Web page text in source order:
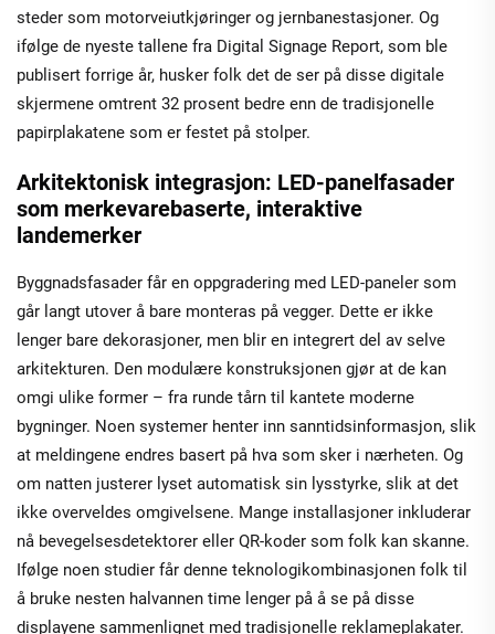
steder som motorveiutkjøringer og jernbanestasjoner. Og
ifølge de nyeste tallene fra Digital Signage Report, som ble
publisert forrige år, husker folk det de ser på disse digitale
skjermene omtrent 32 prosent bedre enn de tradisjonelle
papirplakatene som er festet på stolper.
Arkitektonisk integrasjon: LED-panelfasader
som merkevarebaserte, interaktive
landemerker
Byggnadsfasader får en oppgradering med LED-paneler som
går langt utover å bare monteras på vegger. Dette er ikke
lenger bare dekorasjoner, men blir en integrert del av selve
arkitekturen. Den modulære konstruksjonen gjør at de kan
omgi ulike former – fra runde tårn til kantete moderne
bygninger. Noen systemer henter inn sanntidsinformasjon, slik
at meldingene endres basert på hva som sker i nærheten. Og
om natten justerer lyset automatisk sin lysstyrke, slik at det
ikke overveldes omgivelsene. Mange installasjoner inkluderar
nå bevegelsesdetektorer eller QR-koder som folk kan skanne.
Ifølge noen studier får denne teknologikombinasjonen folk til
å bruke nesten halvannen time lenger på å se på disse
displayene sammenlignet med tradisjonelle reklameplakater.